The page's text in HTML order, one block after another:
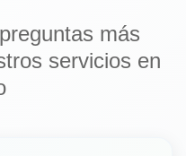
más
servicios en